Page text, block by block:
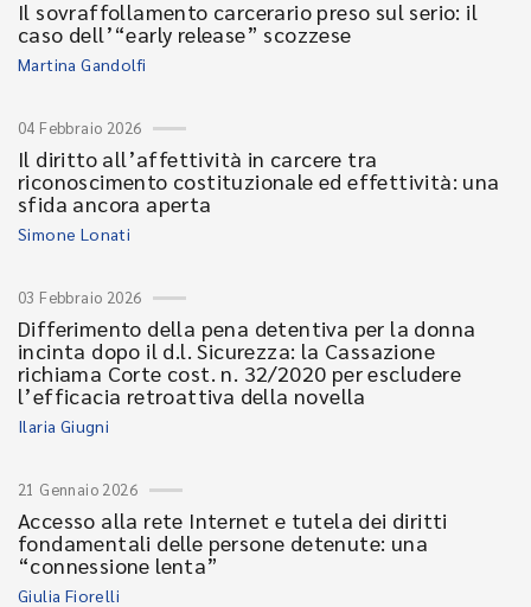
Il sovraffollamento carcerario preso sul serio: il
caso dell’“early release” scozzese
Martina Gandolfi
04 Febbraio 2026
Il diritto all’affettività in carcere tra
riconoscimento costituzionale ed effettività: una
sfida ancora aperta
Simone Lonati
03 Febbraio 2026
Differimento della pena detentiva per la donna
incinta dopo il d.l. Sicurezza: la Cassazione
richiama Corte cost. n. 32/2020 per escludere
l’efficacia retroattiva della novella
Ilaria Giugni
21 Gennaio 2026
Accesso alla rete Internet e tutela dei diritti
fondamentali delle persone detenute: una
“connessione lenta”
Giulia Fiorelli